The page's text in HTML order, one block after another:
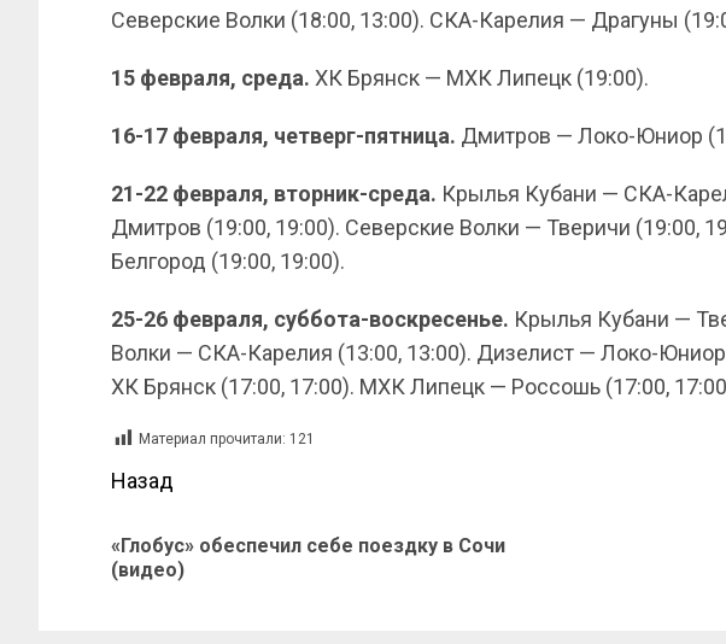
Северские Волки (18:00, 13:00). СКА-Карелия — Драгуны
15 февраля, среда. ХК Брянск — МХК Липецк (19:00).
16-17 февраля, четверг-пятница. Дмитров — Локо-Юниор
21-22 февраля, вторник-среда. Крылья Кубани — СКА-
Дмитров (19:00, 19:00). Северские Волки — Тверичи (19:00,
Белгород (19:00, 19:00).
25-26 февраля, суббота-воскресенье. Крылья Кубани —
Волки — СКА-Карелия (13:00, 13:00). Дизелист — Локо-
ХК Брянск (17:00, 17:00). МХК Липецк — Россошь (17:00,
Материал прочитали: 121
Назад
«Глобус» обеспечил себе поездку в Сочи
(видео)